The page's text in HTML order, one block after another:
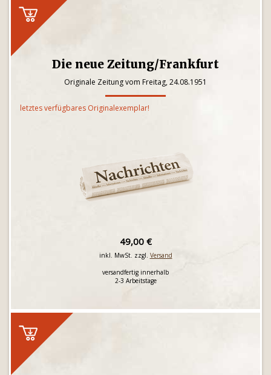
Die neue Zeitung/Frankfurt
Originale Zeitung vom Freitag, 24.08.1951
letztes verfügbares Originalexemplar!
49,00 €
inkl. MwSt. zzgl. Versand
versandfertig innerhalb
2-3 Arbeitstage